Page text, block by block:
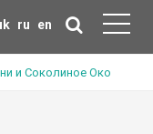
ru en
и Соколиное Око